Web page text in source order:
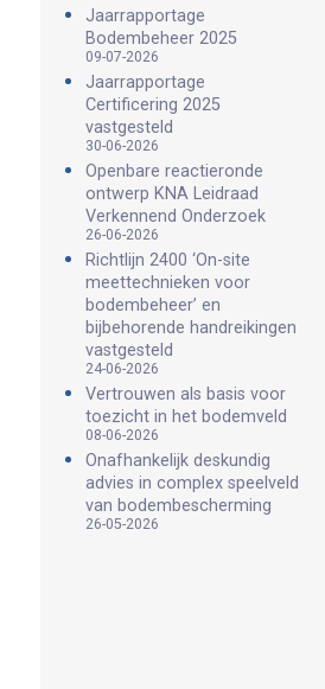
Jaarrapportage
Bodembeheer 2025
09-07-2026
Jaarrapportage
Certificering 2025
vastgesteld
30-06-2026
Openbare reactieronde
ontwerp KNA Leidraad
Verkennend Onderzoek
26-06-2026
Richtlijn 2400 ‘On-site
meettechnieken voor
bodembeheer’ en
bijbehorende handreikingen
vastgesteld
24-06-2026
Vertrouwen als basis voor
toezicht in het bodemveld
08-06-2026
Onafhankelijk deskundig
advies in complex speelveld
van bodembescherming
26-05-2026